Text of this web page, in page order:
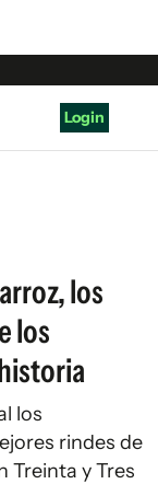
Login
los
los
los
rindes de
Treinta y Tres